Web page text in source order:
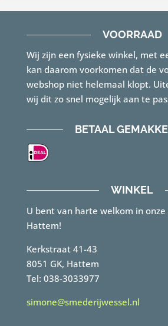
VOORRAAD
Wij zijn een fysieke winkel, met
kan daarom voorkomen dat de
webshop niet helemaal klopt.
wij dit zo snel mogelijk aan te
BETAAL
WINKEL
U bent van harte welkom in
Hattem!
Kerkstraat 41-43
8051 GK, Hattem
Tel: 038-3033977
simone@smederijwessel.nl